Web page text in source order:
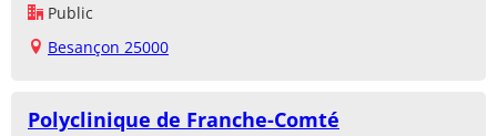
Public
Besançon 25000
Polyclinique de Franche-Comté